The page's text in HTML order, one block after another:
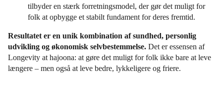
tilbyder en stærk forretningsmodel, der gør det muligt for
folk at opbygge et stabilt fundament for deres fremtid.
Resultatet er en unik kombination af sundhed, personlig
udvikling og økonomisk selvbestemmelse. Det er essensen af
Longevity at hajoona: at gøre det muligt for folk ikke bare at leve
længere – men også at leve bedre, lykkeligere og friere.